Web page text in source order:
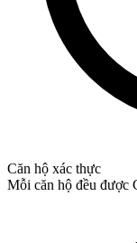
Căn hộ xác thực
Mỗi căn hộ đều được